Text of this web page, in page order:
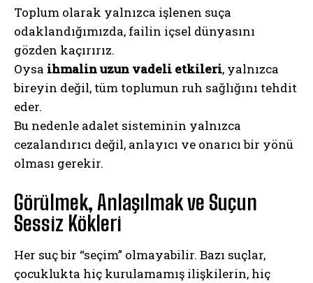
Toplum olarak yalnızca işlenen suça
odaklandığımızda, failin içsel dünyasını
gözden kaçırırız.
Oysa ihmalin uzun vadeli etkileri, yalnızca
bireyin değil, tüm toplumun ruh sağlığını tehdit
eder.
Bu nedenle adalet sisteminin yalnızca
cezalandırıcı değil, anlayıcı ve onarıcı bir yönü
olması gerekir.
Görülmek, Anlaşılmak ve Suçun
Sessiz Kökleri
Her suç bir “seçim” olmayabilir. Bazı suçlar,
çocuklukta hiç kurulamamış ilişkilerin, hiç